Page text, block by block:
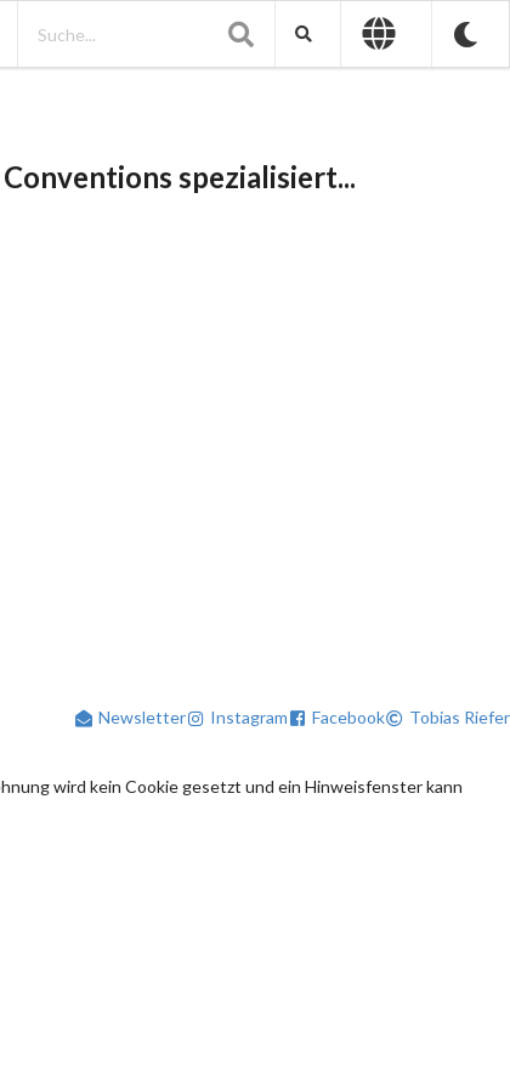
spezialisiert...
Newsletter Instagram Facebook Tobias Riefer
wird kein Cookie gesetzt und ein Hinweisfenster kann